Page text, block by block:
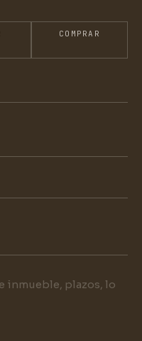
COMPRAR